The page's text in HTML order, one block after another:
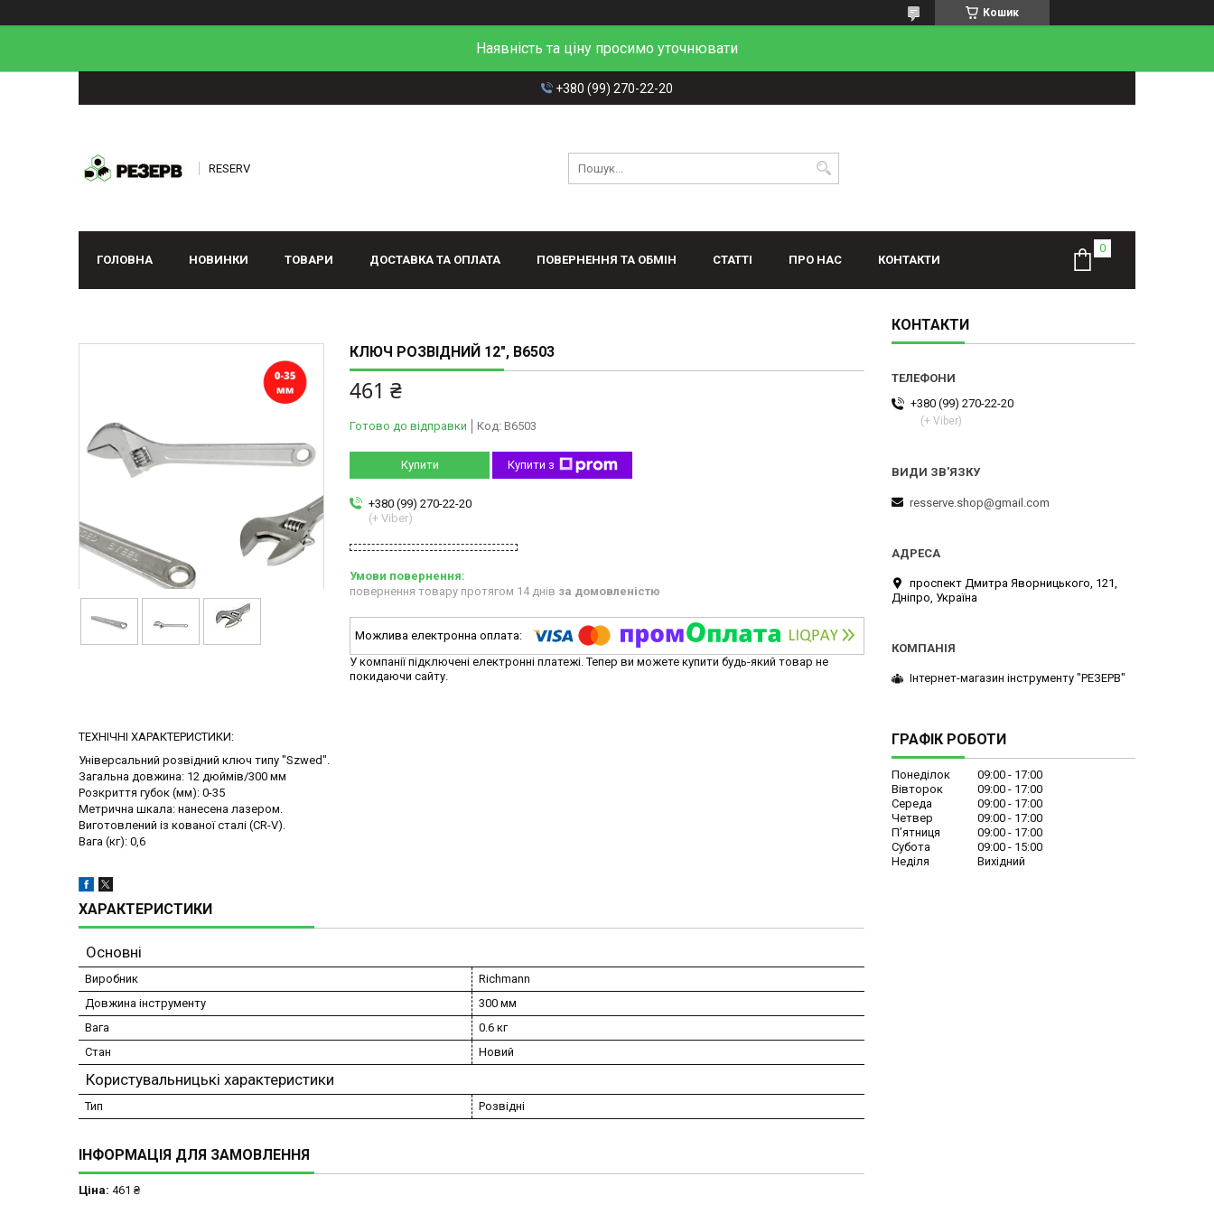
Кошик
Наявність та ціну просимо уточнювати
+380 (99) 270-22-20
RESERV
ГОЛОВНА НОВИНКИ ТОВАРИ ДОСТАВКА ТА ОПЛАТА ПОВЕРНЕННЯ ТА ОБМІН СТАТТІ ПРО НАС КОНТАКТИ
КЛЮЧ РОЗВІДНИЙ 12", B6503
461 ₴
Готово до відправки Код: B6503
Купити Купити з
+380 (99) 270-22-20
(+ Viber)
повернення товару протягом 14 днів за домовленістю
У компанії підключені електронні платежі. Тепер ви можете купити будь-який товар не
покидаючи сайту.
ТЕХНІЧНІ ХАРАКТЕРИСТИКИ:
Універсальний розвідний ключ типу "Szwed".
Загальна довжина: 12 дюймів/300 мм
Розкриття губок (мм): 0-35
Метрична шкала: нанесена лазером.
Виготовлений із кованої сталі (CR-V).
Вага (кг): 0,6
ХАРАКТЕРИСТИКИ
Основні
Виробник
Richmann
Довжина інструменту
300 мм
Вага
0.6 кг
Стан
Новий
Користувальницькі характеристики
Тип Розвідні
ІНФОРМАЦІЯ ДЛЯ ЗАМОВЛЕННЯ
Ціна: 461 ₴
КОНТАКТИ
+380 (99) 270-22-20
(+ Viber)
resserve.shop@gmail.com
проспект Дмитра Яворницького, 121,
Дніпро, Україна
Інтернет-магазин інструменту "РЕЗЕРВ"
ГРАФІК РОБОТИ
Понеділок 09:00
17:00
Вівторок
09:00
17:00
Середа
09:00
17:00
Четвер
09:00
17:00
Пʼятниця
09:00
17:00
Субота
09:00
15:00
Неділя
Вихідний